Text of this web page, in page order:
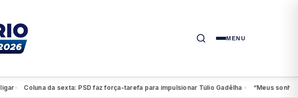
MENU
Coluna da sexta: PSD faz força-tarefa para impulsionar Túlio Gadêlha● “Meus sonhos